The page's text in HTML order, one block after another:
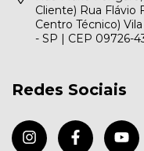
Cliente) Rua Flávio
Centro Técnico)
- SP | CEP 09726-
Redes Sociais